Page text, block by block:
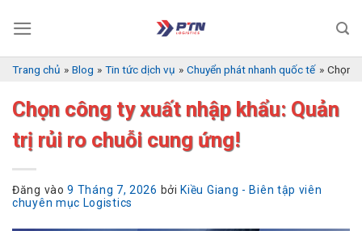
qua
dungTrang chủ » Blog » Tin tức dịch vụ » Chuyển phát nhanh quốc tế » Chọn
Chọn công ty xuất nhập khẩu: Quản
trị rủi ro chuỗi cung ứng!
Đăng vào9 Tháng 7, 2026 bởi Kiều Giang - Biên tập viên
chuyên mục Logistics